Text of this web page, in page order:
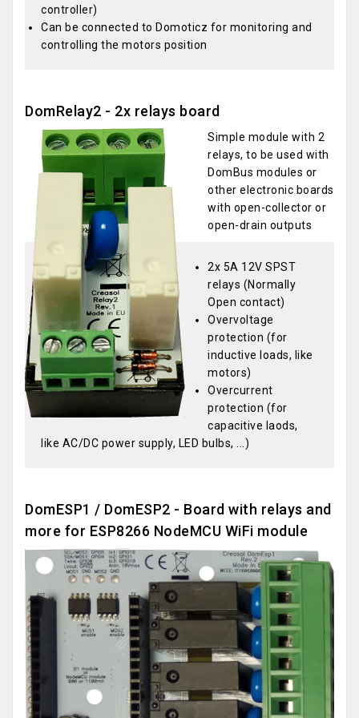
controller)
Can be connected to Domoticz for monitoring and
controlling the motors position
DomRelay2 - 2x relays board
Simple module with 2
relays, to be used with
DomBus modules or
other electronic boards
with open-collector or
open-drain outputs
2x 5A 12V SPST
relays (Normally
Open contact)
Overvoltage
protection (for
inductive loads, like
motors)
Overcurrent
protection (for
capacitive laods,
like AC/DC power supply, LED bulbs, ...)
DomESP1 / DomESP2 - Board with relays and
more for ESP8266 NodeMCU WiFi module